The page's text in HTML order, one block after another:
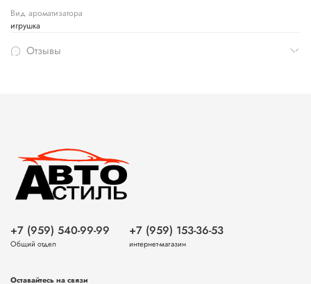
Вид ароматизатора
игрушка
Отзывы
+7 (959) 540-99-99
Общий отдел
+7 (959) 153-36-53
интернет-магазин
Оставайтесь на связи